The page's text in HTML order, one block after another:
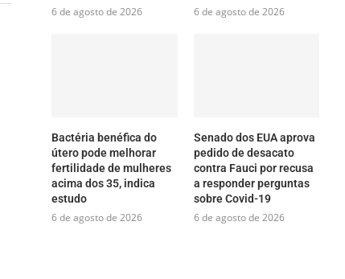
6 de agosto de 2026 6 de agosto de 2026
Bactéria benéfica do
útero pode melhorar
fertilidade de mulheres
acima dos 35, indica
estudo
6 de agosto de 2026
Senado dos EUA aprova
pedido de desacato
contra Fauci por recusa
a responder perguntas
sobre Covid-19
6 de agosto de 2026